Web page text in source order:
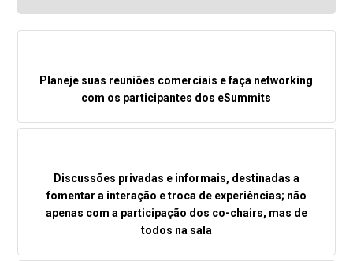
Planeje suas reuniões comerciais e faça networking
com os participantes dos eSummits
Discussões privadas e informais, destinadas a
fomentar a interação e troca de experiências; não
apenas com a participação dos co-chairs, mas de
todos na sala